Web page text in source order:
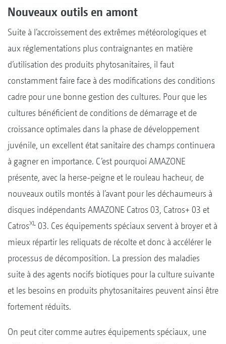
Nouveaux outils en amont
Suite à l’accroissement des extrêmes météorologiques et
aux réglementations plus contraignantes en matière
d’utilisation des produits phytosanitaires, il faut
constamment faire face à des modifications des conditions
cadre pour une bonne gestion des cultures. Pour que les
cultures bénéficient de conditions de démarrage et de
croissance optimales dans la phase de développement
juvénile, un excellent état sanitaire des champs continuera
à gagner en importance. C’est pourquoi AMAZONE
présente, avec la herse-peigne et le rouleau hacheur, de
nouveaux outils montés à l’avant pour les déchaumeurs à
disques indépendants AMAZONE Catros 03, Catros+ 03 et
CatrosXL 03. Ces équipements spéciaux servent à broyer et à
mieux répartir les reliquats de récolte et donc à accélérer le
processus de décomposition. La pression des maladies
suite à des agents nocifs biotiques pour la culture suivante
et les besoins en produits phytosanitaires peuvent ainsi être
fortement réduits.
On peut citer comme autres équipements spéciaux, une